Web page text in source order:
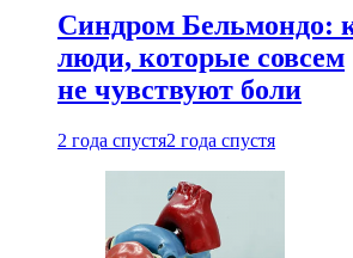
Синдром Бельмондо:
люди, которые совсем
не чувствуют боли
2 года спустя2 года спустя